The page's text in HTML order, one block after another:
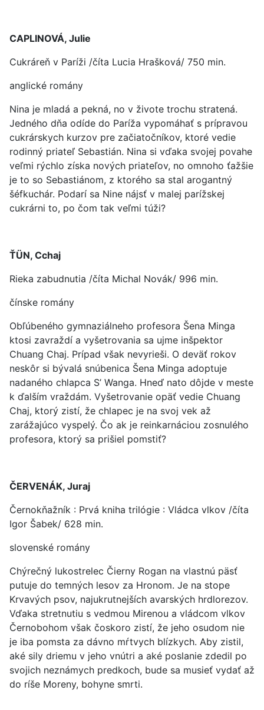
CAPLINOVÁ, Julie
Cukráreň v Paríži /číta Lucia Hrašková/ 750 min.
anglické romány
Nina je mladá a pekná, no v živote trochu stratená.
Jedného dňa odíde do Paríža vypomáhať s prípravou
cukrárskych kurzov pre začiatočníkov, ktoré vedie
rodinný priateľ Sebastián. Nina si vďaka svojej povahe
veľmi rýchlo získa nových priateľov, no omnoho ťažšie
je to so Sebastiánom, z ktorého sa stal arogantný
šéfkuchár. Podarí sa Nine nájsť v malej parížskej
cukrárni to, po čom tak veľmi túži?
ŤÜN, Cchaj
Rieka zabudnutia /číta Michal Novák/ 996 min.
čínske romány
Obľúbeného gymnaziálneho profesora Šena Minga
ktosi zavraždí a vyšetrovania sa ujme inšpektor
Chuang Chaj. Prípad však nevyrieši. O deväť rokov
neskôr si bývalá snúbenica Šena Minga adoptuje
nadaného chlapca S’ Wanga. Hneď nato dôjde v meste
k ďalším vraždám. Vyšetrovanie opäť vedie Chuang
Chaj, ktorý zistí, že chlapec je na svoj vek až
zarážajúco vyspelý. Čo ak je reinkarnáciou zosnulého
profesora, ktorý sa prišiel pomstiť?
ČERVENÁK, Juraj
Černokňažník : Prvá kniha trilógie : Vládca vlkov /číta
Igor Šabek/ 628 min.
slovenské romány
Chýrečný lukostrelec Čierny Rogan na vlastnú päsť
putuje do temných lesov za Hronom. Je na stope
Krvavých psov, najukrutnejších avarských hrdlorezov.
Vďaka stretnutiu s vedmou Mirenou a vládcom vlkov
Černobohom však čoskoro zistí, že jeho osudom nie
je iba pomsta za dávno mŕtvych blízkych. Aby zistil,
aké sily driemu v jeho vnútri a aké poslanie zdedil po
svojich neznámych predkoch, bude sa musieť vydať až
do ríše Moreny, bohyne smrti.